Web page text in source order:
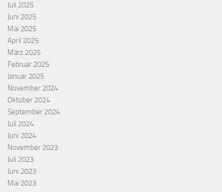
Juli 2025
Juni 2025
Mai 2025
April 2025
März 2025
Februar 2025
Januar 2025
November 2024
Oktober 2024
September 2024
Juli 2024
Juni 2024
November 2023
Juli 2023
Juni 2023
Mai 2023